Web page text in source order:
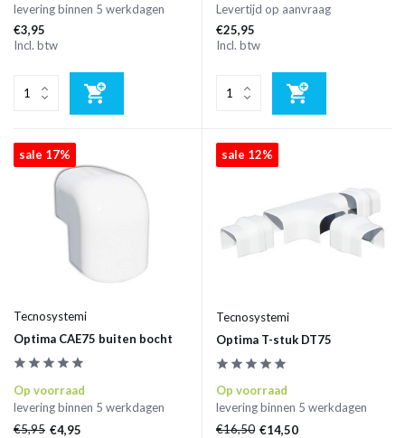
levering binnen 5 werkdagen
€3,95
Incl. btw
Levertijd op aanvraag
€25,95
Incl. btw
sale 17%
Tecnosystemi
Optima CAE75 buiten bocht
Op voorraad
levering binnen 5 werkdagen
€5,95 €4,95
sale 12%
Tecnosystemi
Optima T-stuk DT75
Op voorraad
levering binnen 5 werkdagen
€16,50 €14,50